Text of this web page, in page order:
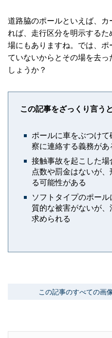
道路脇のポールといえば、
れば、走行区分を明示する
場にもありますね。では、
ていないからとその場を去
しょうか？
この記事をざっくり言うと
ポールに車をぶつけ
察に連絡する義務があ
接触事故を起こした場
点数や罰金はないが
る可能性がある
ソフトタイプのポー
質的な被害がないが
求められる
この記事のすべての画